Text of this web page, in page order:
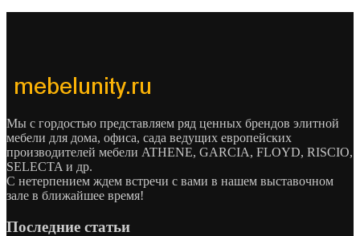
Мы с гордостью представляем ряд ценных брендов элитной
мебели для дома, офиса, сада ведущих европейских
производителей мебели ATHENE, GARCIA, FLOYD, RISCIO,
SELECTA и др.
С нетерпением ждем встречи с вами в нашем выставочном
зале в ближайшее время!
Последние статьи